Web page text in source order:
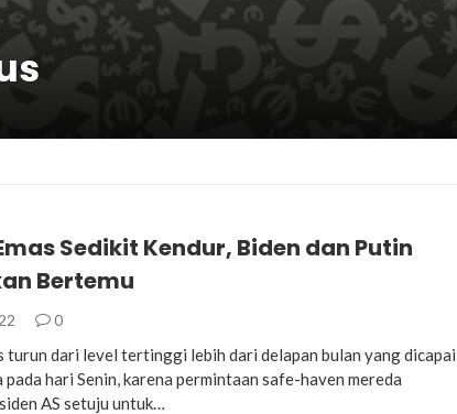
Sedikit Kendur, Biden dan Putin
Bertemu
0
turun dari level tertinggi lebih dari delapan bulan yang dicapai
pada hari Senin, karena permintaan safe-haven mereda
AS setuju untuk…